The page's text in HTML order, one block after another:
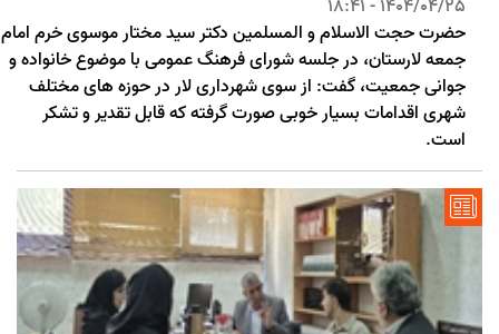
1404/04/25 - 18:41
حضرت حجت الاسلام و المسلمین دکتر سید مختار موسوی خرم امام
جمعه لارستان، در جلسه شورای فرهنگ عمومی با موضوع خانواده و
جوانی جمعیت، گفت: از سوی شهرداری لار در حوزه های مختلف
شهری اقدامات بسیار خوبی صورت گرفته که قابل تقدیر و تشکر
است.